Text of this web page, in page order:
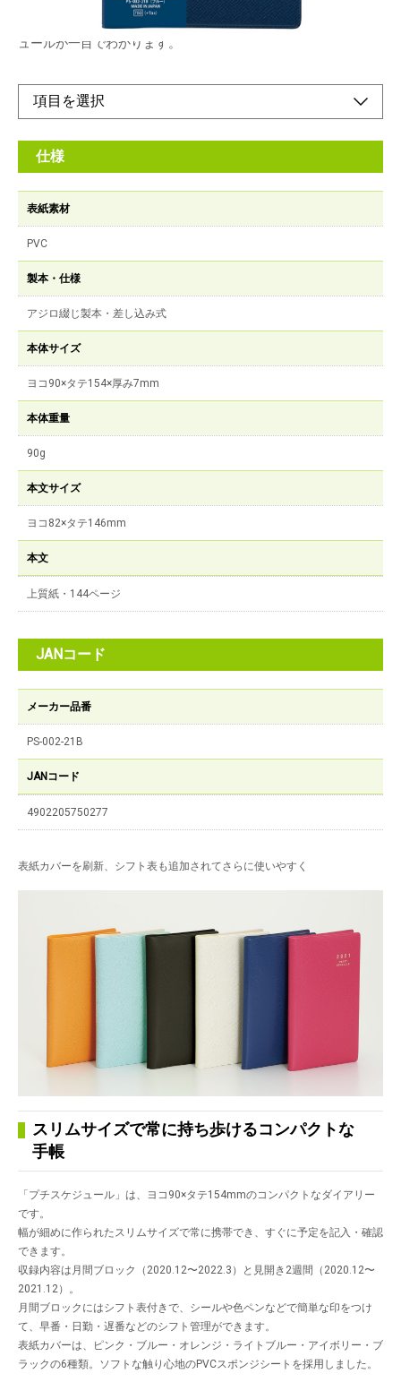
ソフトな触り心地のPVCスポンジシート。シフト表で勤務スケジ
ュールが一目でわかります。
仕様
表紙素材
PVC
製本・仕様
アジロ綴じ製本・差し込み式
本体サイズ
ヨコ90×タテ154×厚み7mm
本体重量
90g
本文サイズ
ヨコ82×タテ146mm
本文
上質紙・144ページ
JANコード
メーカー品番
PS-002-21B
JANコード
4902205750277
表紙カバーを刷新、シフト表も追加されてさらに使いやすく
スリムサイズで常に持ち歩けるコンパクトな
手帳
「プチスケジュール」は、ヨコ90×タテ154mmのコンパクトなダイアリー
です。
幅が細めに作られたスリムサイズで常に携帯でき、すぐに予定を記入・確認
できます。
収録内容は月間ブロック（2020.12〜2022.3）と見開き2週間（2020.12〜
2021.12）。
月間ブロックにはシフト表付きで、シールや色ペンなどで簡単な印をつけ
て、早番・日勤・遅番などのシフト管理ができます。
表紙カバーは、ピンク・ブルー・オレンジ・ライトブルー・アイボリー・ブ
ラックの6種類。ソフトな触り心地のPVCスポンジシートを採用しました。